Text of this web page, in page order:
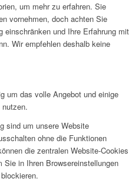
um mehr zu erfahren. Sie
vornehmen, doch achten Sie
und Ihre Erfahrung mit
Wir empfehlen deshalb keine
um das volle Angebot und einige
sind um unsere Website
ohne die Funktionen
die zentralen Website-Cookies
Sie in Ihren Browsereinstellungen